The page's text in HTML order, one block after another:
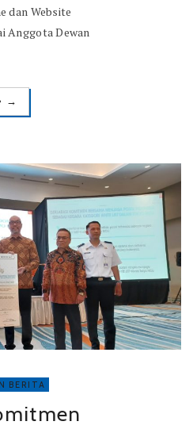
dan Website
Anggota Dewan
→
BERITA